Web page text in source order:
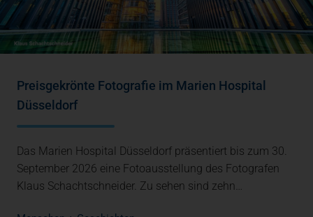
Preisgekrönte Fotografie im Marien Hospital
Düsseldorf
Das Marien Hospital Düsseldorf präsentiert bis zum 30.
September 2026 eine Fotoausstellung des Fotografen
Klaus Schachtschneider. Zu sehen sind zehn…